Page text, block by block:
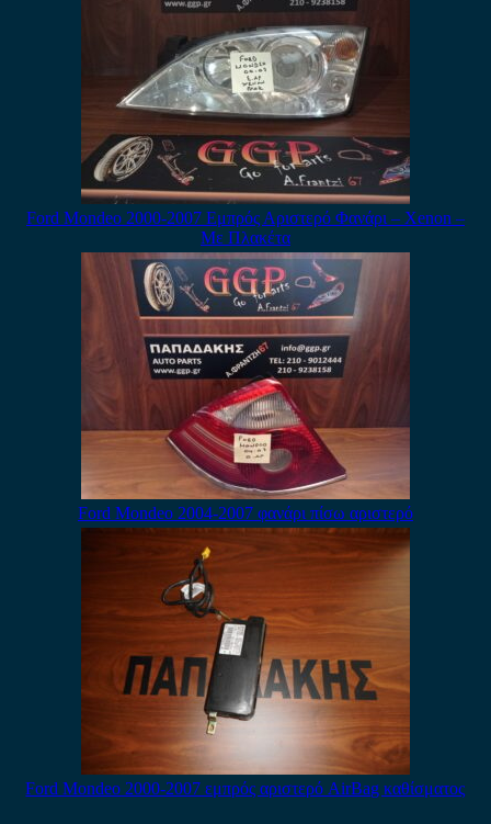
Ford Mondeo 2000-2007 Εμπρός Αριστερό Φανάρι – Xenon –
Με Πλακέτα
Ford Mondeo 2004-2007 φανάρι πίσω αριστερό
Ford Mondeo 2000-2007 εμπρός αριστερό AirBag καθίσματος